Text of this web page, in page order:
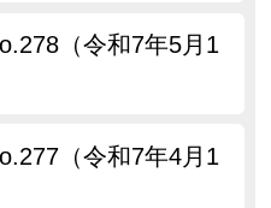
（令和7年5月1
（令和7年4月1